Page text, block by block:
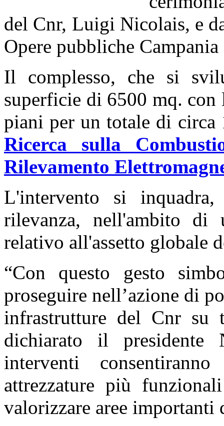
del Cnr, Luigi Nicolais, e
Opere pubbliche
Il complesso, che si
superficie di 6500 mq.
piani per un totale di circa
Ricerca sulla
Rilevamento
L'intervento si
rilevanza, nell'ambito
relativo all'assetto globale
“Con questo gesto
proseguire nell’azione di
infrastrutture del Cnr su
dichiarato il presidente
interventi
attrezzature più
valorizzare aree